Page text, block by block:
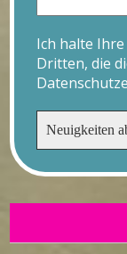
Ich halte
Dritten, die